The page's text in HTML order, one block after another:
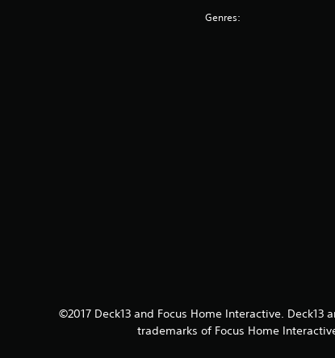
Genres:
©2017 Deck13 and Focus Home Interactive.
trademarks of Focus Home